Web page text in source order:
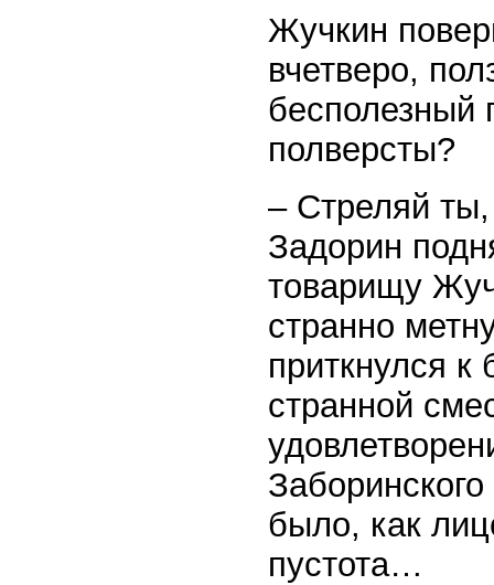
Жучкин
вчетверо,
бесполезный
полверсты?
– Стреляй
Задорин
товарищу
странно
приткнулся
странной
было, как
пустота…